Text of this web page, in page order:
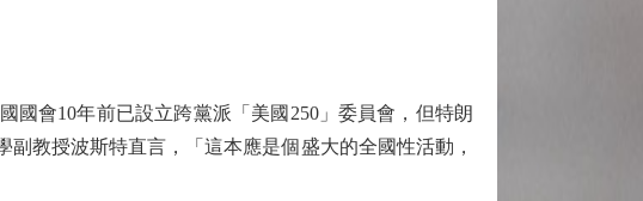
會10年前已設立跨黨派「美國250」委員會，但特朗
教授波斯特直言，「這本應是個盛大的全國性活動，